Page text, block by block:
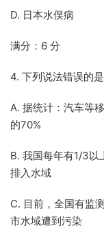
D. 日本水俣病
满分：6 分
4. 下列说法错误的
A. 据统计：汽车等
的70%
B. 我国每年有1/3以
排入水域
C. 目前，全国有监
市水域遭到污染